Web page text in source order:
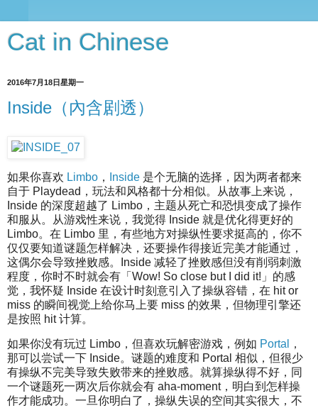
Cat in Chinese
2016年7月18日星期一
Inside（內含剧透）
如果你喜欢 Limbo ， Inside 是个无脑的选择，因为两者都来
自于 Playdead，玩法和风格都十分相似。从故事上来说，
Inside 的深度超越了 Limbo，主题从死亡和恐惧变成了操作
和服从。从游戏性来说，我觉得 Inside 就是优化得更好的
Limbo。在 Limbo 里，有些地方对操纵性要求挺高的，你不
仅仅要知道谜题怎样解决，还要操作得接近完美才能通过，
这偶尔会导致挫败感。Inside 减轻了挫败感但没有削弱刺激
程度，你时不时就会有「Wow! So close but I did it!」的感
觉，我怀疑 Inside 在设计时刻意引入了操纵容错，在 hit or
miss 的瞬间视觉上给你马上要 miss 的效果，但物理引擎还
是按照 hit 计算。
如果你没有玩过 Limbo，但喜欢玩解密游戏，例如 Portal
，
那可以尝试一下 Inside。谜题的难度和 Portal 相似，但很少
有操纵不完美导致失败带来的挫败感。就算操纵得不好，同
一个谜题死一两次后你就会有 aha-moment，明白到怎样操
作才能成功。一旦你明白了，操纵失误的空间其实很大，不